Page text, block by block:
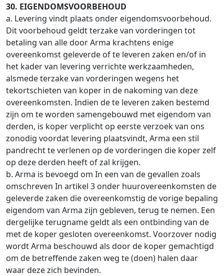
30. EIGENDOMSVOORBEHOUD
a. Levering vindt plaats onder eigendomsvoorbehoud.
Dit voorbehoud geldt terzake van vorderingen tot
betaling van alle door Arma krachtens enige
overeenkomst geleverde of te leveren zaken en/of in
het kader van levering verrichte werkzaamheden,
alsmede terzake van vorderingen wegens het
tekortschieten van koper in de nakoming van deze
overeenkomsten. Indien de te leveren zaken bestemd
zijn om te worden samengebouwd met eigendom van
derden, is koper verplicht op eerste verzoek van ons
zonodig voordat levering plaatsvindt, Arma een stil
pandrecht te verlenen op de vorderingen die koper zelf
op deze derden heeft of zal krijgen.
b. Arma is bevoegd om In een van de gevallen zoals
omschreven In artikel 3 onder huurovereenkomsten de
geleverde zaken die overeenkomstig de vorige bepaling
eigendom van Arma zijn gebleven, terug te nemen. Een
dergelijke terugname geldt als een ontbinding van de
met de koper gesloten overeenkomst. Voorzover nodig
wordt Arma beschouwd als door de koper gemachtigd
om de betreffende zaken weg te (doen) halen daar
waar deze zich bevinden.